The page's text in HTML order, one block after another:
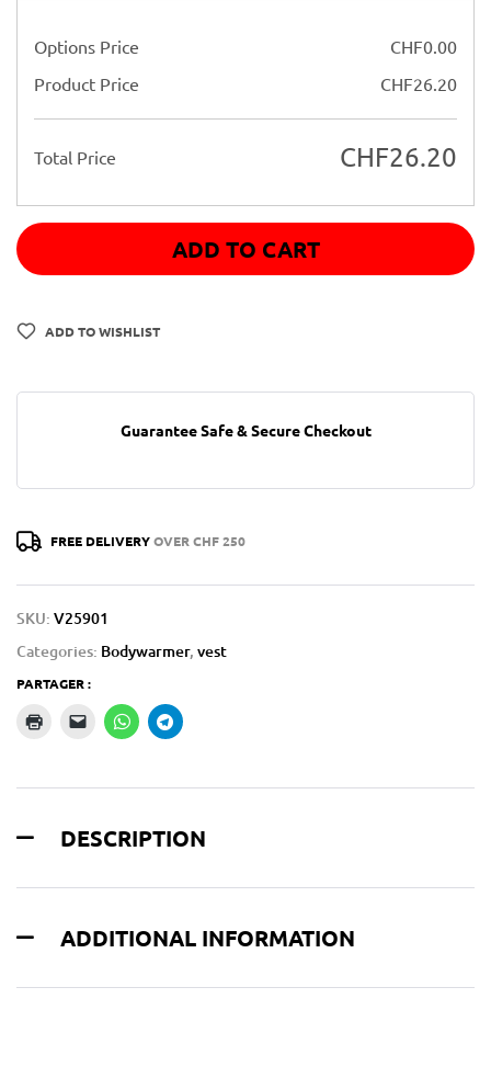
Options Price CHF0.00
Product Price
CHF26.20
Total Price CHF26.20
ADD TO CART
ADD TO WISHLIST
Guarantee Safe & Secure Checkout
FREE DELIVERYOVER CHF 250
SKU: V25901
Categories: Bodywarmer, vest
PARTAGER :
DESCRIPTION
ADDITIONAL INFORMATION